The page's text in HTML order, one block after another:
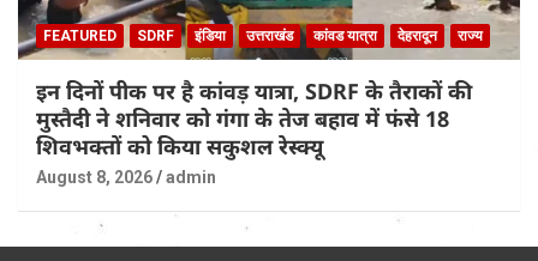
FEATURED SDRF इंडिया उत्तराखंड कांवड यात्रा देहरादून राज्य
इन दिनों पीक पर है कांवड़ यात्रा, SDRF के तैराकों की
मुस्तैदी ने शनिवार को गंगा के तेज बहाव में फंसे 18
शिवभक्तों को किया सकुशल रेस्क्यू
August 8, 2026 admin